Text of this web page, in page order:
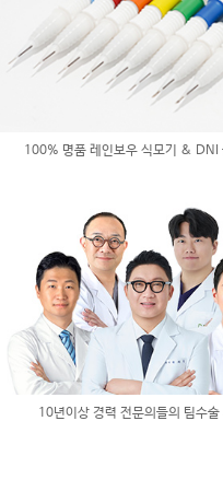
100% 명품 레인보우 식모기 & DNI
10년이상 경력 전문의들의 팀수술